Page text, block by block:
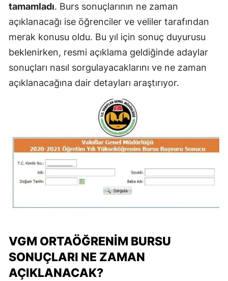
tamamladı. Burs sonuçlarının ne zaman
açıklanacağı ise öğrenciler ve veliler tarafından
merak konusu oldu. Bu yıl için sonuç duyurusu
beklenirken, resmi açıklama geldiğinde adaylar
sonuçları nasıl sorgulayacaklarını ve ne zaman
açıklanacağına dair detayları araştırıyor.
VGM ORTAÖĞRENIM BURSU
SONUÇLARI NE ZAMAN
AÇIKLANACAK?